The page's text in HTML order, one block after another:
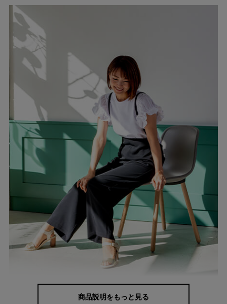
「サロペットって幼くなりそう…」と敬遠される方も多いですよ
商品説明をもっと見る